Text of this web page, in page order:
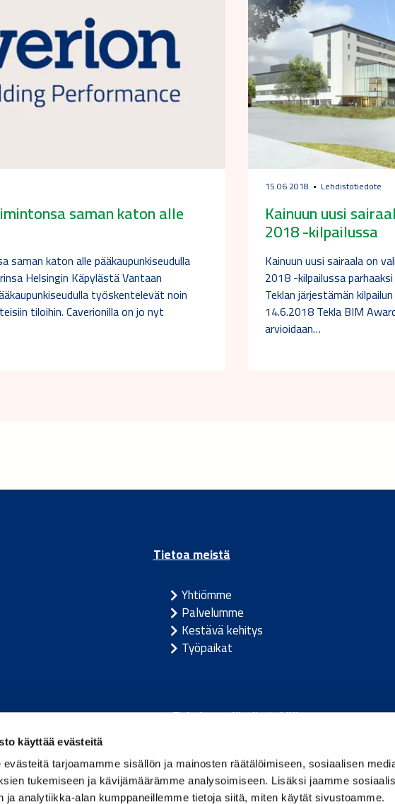
käyttää evästeitä
evästeitä tarjoamamme sisällön ja mainosten räätälöimiseen, sosiaalisen
tukemiseen ja kävijämäärämme analysoimiseen. Lisäksi jaamme
ja analytiikka-alan kumppaneillemme tietoja siitä, miten käytät sivustoamme.
saman katon alle
katon alle pääkaupunkiseudulla
Helsingin Käpylästä Vantaan
työskentelevät noin
tiloihin. Caverionilla on jo nyt
15.06.2018 Lehdistötiedote
Kainuun uusi
2018 -kilpailussa
Kainuun uusi sairaala on
2018 -kilpailussa
Teklan järjestämän
14.6.2018 Tekla BIM
arvioidaan…
Tietoa meistä
Yhtiömme
Palvelumme
Kestävä kehitys
Työpaikat
Toimivan elämän tekijä.
Caverion.com/Itävalta